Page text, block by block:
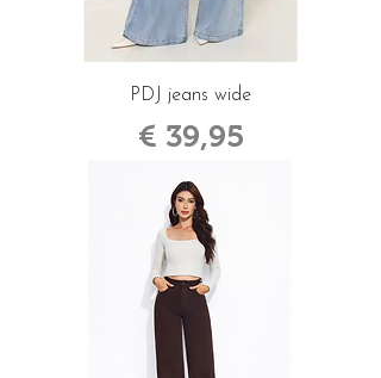
PDJ jeans wide
Prijs
€ 39,95